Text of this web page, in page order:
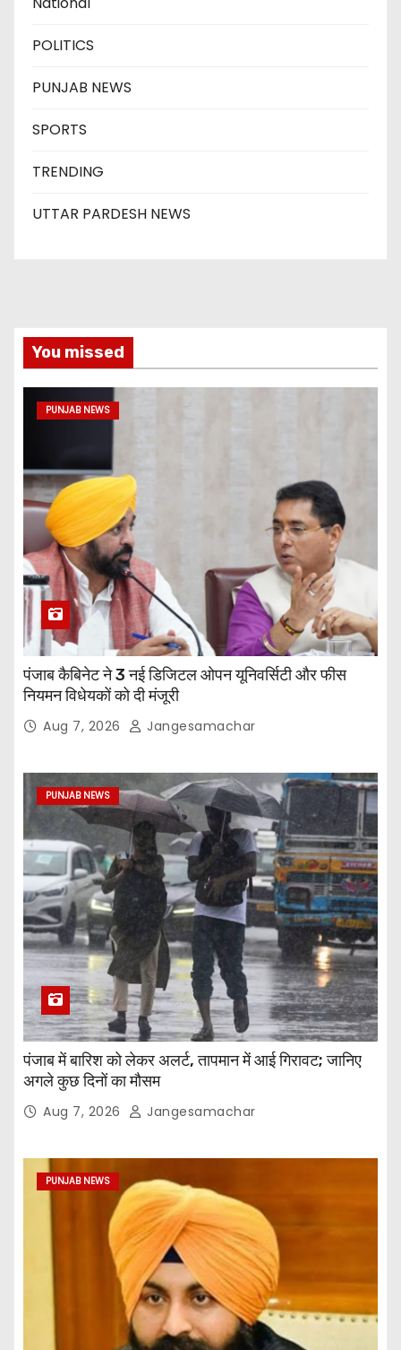
POLITICS
PUNJAB NEWS
SPORTS
TRENDING
UTTAR PARDESH NEWS
You missed
PUNJAB NEWS
पंजाब कैबिनेट ने 3 नई डिजिटल ओपन यूनिवर्सिटी और फीस
नियमन विधेयकों को दी मंजूरी
Aug 7, 2026 Jangesamachar
PUNJAB NEWS
पंजाब में बारिश को लेकर अलर्ट, तापमान में आई गिरावट; जानिए
अगले कुछ दिनों का मौसम
Aug 7, 2026 Jangesamachar
PUNJAB NEWS